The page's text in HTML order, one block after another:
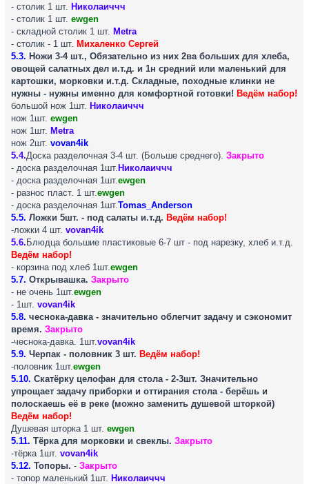
- столик 1 шт. Николаиччч
- столик 1 шт. ewgen
- складной столик 1 шт. Metra
- столик - 1 шт. Михаленко Сергей
5.3. Ножи 3-4 шт., Обязательно из них 2ва больших для хлеба,
овощей салатных дел и.т.д. и 1н средний или маленький для
картошки, морковки и.т.д. Складные, походные клинки не
нужны - нужны именно для комфортной готовки! Ведём набор!
большой нож 1шт. Николаиччч
нож 1шт. ewgen
нож 1шт. Metra
нож 2шт. vovan4ik
5.4.Доска разделочная 3-4 шт. (Больше среднего). Закрыто
- доска разделочная 1шт. Николаиччч
- доска разделочная 1шт. ewgen
- разнос пласт. 1 шт. ewgen
- доска разделочная 1шт. Tomas_Anderson
5.5. Ложки 5шт. - под салаты и.т.д. Ведём набор!
-ложки 4 шт. vovan4ik
5.6.Блюдца большие пластиковые 6-7 шт - под нарезку, хлеб и.т.д.
Ведём набор!
- корзина под хлеб 1шт. ewgen
5.7. Открывашка. Закрыто
- не очень 1шт. ewgen
- 1шт. vovan4ik
5.8. чеснока-давка - значительно облегчит задачу и сэкономит
время. Закрыто
-чеснока-давка. 1шт. vovan4ik
5.9. Черпак - половник 3 шт. Ведём набор!
-половник 1шт. ewgen
5.10. Скатёрку целофан для стола - 2-3шт. Значительно
упрощает задачу приборки и оттирания стола - берёшь и
полоскаешь её в реке (можно заменить душевой шторкой)
Ведём набор!
Душевая шторка 1 шт. ewgen
5.11. Тёрка для морковки и свеклы. Закрыто
-тёрка 1шт. vovan4ik
5.12. Топоры. - Закрыто
- топор маленький 1шт. Николаиччч